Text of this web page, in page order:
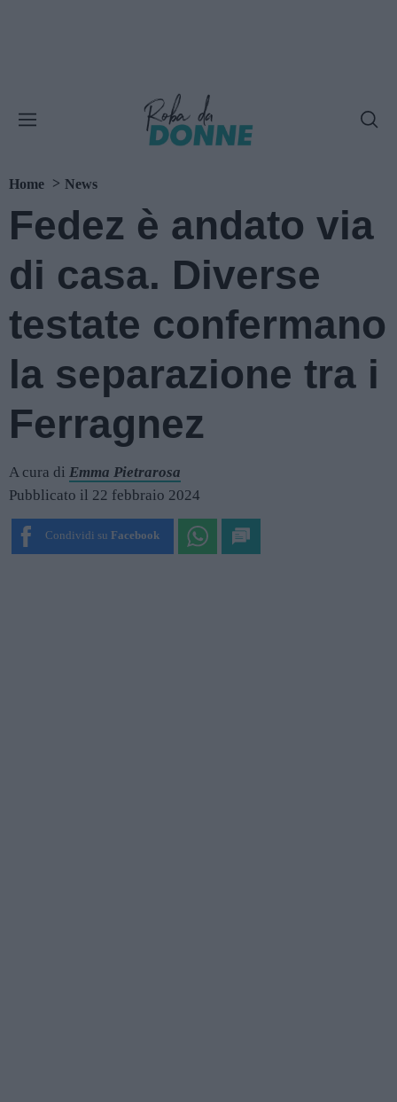
Home News
Fedez è andato via
di casa. Diverse
testate confermano
la separazione tra i
Ferragnez
A cura di Emma Pietrarosa
Pubblicato il 22 febbraio 2024
Condividi su Facebook